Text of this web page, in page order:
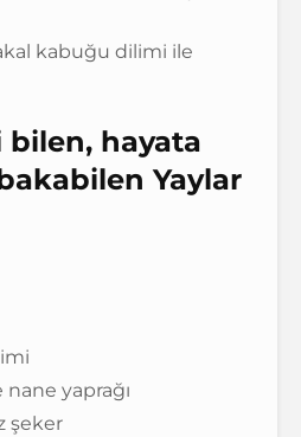
kabuğu dilimi ile
bilen, hayata
Yaylar
nane yaprağı
şeker